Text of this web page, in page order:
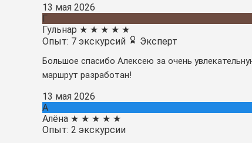
13 мая 2026
Г
Гульнар ★ ★ ★ ★ ★
Опыт: 7 экскурсий
Эксперт
Большое спасибо Алексею за очень
маршрут разработан!
13 мая 2026
А
Алёна ★ ★ ★ ★ ★
Опыт: 2 экскурсии